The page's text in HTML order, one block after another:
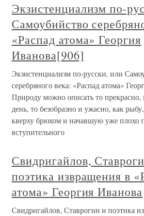
Экзистенциализм по-
Самоубийство
«Распад атома» Георгия
Иванова[906]
Экзистенциализм по-русски, или
серебряного века: «Распад атома»
Природу можно описать то прекрасно,
день, то безобразно и ужасно, как
кверху брюхом и начавшую уже плохо
вступительного
Свидригайлов,
поэтика извращения в
атома» Георгия Иванова
Свидригайлов, Ставрогин и поэтика